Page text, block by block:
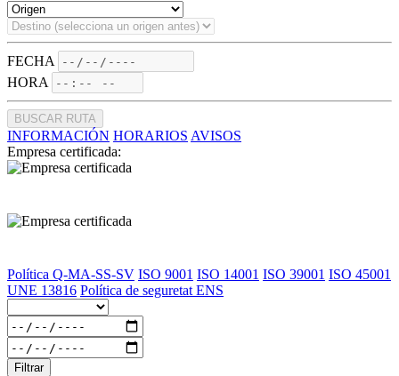
FECHA
HORA
BUSCAR RUTA
INFORMACIÓN HORARIOS AVISOS
Empresa certificada:
Política Q-MA-SS-SV ISO 9001 ISO 14001 ISO 39001 ISO 45001
UNE 13816 Política de seguretat ENS
Filtrar